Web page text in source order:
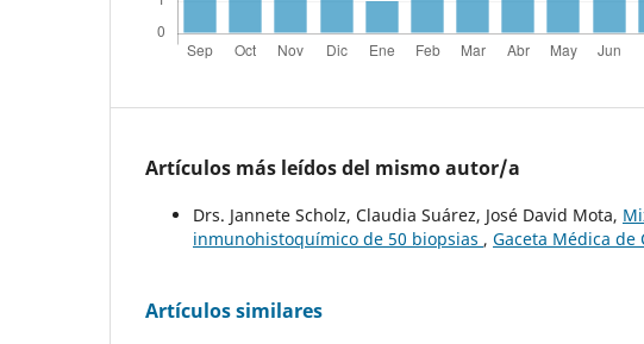
Artículos más leídos del mismo autor/a
Drs. Jannete Scholz, Claudia Suárez, José David Mota,
inmunohistoquímico de 50 biopsias , Gaceta Médica de
Artículos similares